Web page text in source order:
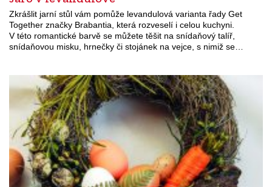
Zkrášlit jarní stůl vám pomůže levandulová varianta řady Get
Together značky Brabantia, která rozveselí i celou kuchyni.
V této romantické barvě se můžete těšit na snídaňový talíř,
snídaňovou misku, hrnečky či stojánek na vejce, s nimiž se…